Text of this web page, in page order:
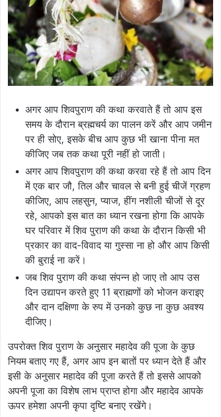
अगर आप शिवपुराण की कथा करवाते हैं तो आप इस
समय के दौरान ब्रह्मचर्य का पालन करें और आप जमीन
पर ही सोए, इसके बीच आप कुछ भी खाना पीना मत
कीजिए जब तक कथा पूरी नहीं हो जाती।
अगर आप शिवपुराण की कथा करवा रहे हैं तो आप दिन
में एक बार जौ, तिल और चावल से बनी हुई चीजें ग्रहण
कीजिए, आप लहसुन, प्याज, हींग नशीली चीजों से दूर
रहे, आपको इस बात का ध्यान रखना होगा कि आपके
घर परिवार में शिव पुराण की कथा के दौरान किसी भी
प्रकार का वाद-विवाद या गुस्सा ना हो और आप किसी
की बुराई ना करें।
जब शिव पुराण की कथा संपन्न हो जाए तो आप उस
दिन उद्यापन करते हुए 11 ब्राह्मणों को भोजन कराइए
और दान दक्षिणा के रुप में उनको कुछ ना कुछ अवश्य
दीजिए।
उपरोक्त शिव पुराण के अनुसार महादेव की पूजा के कुछ
नियम बताए गए हैं, अगर आप इन बातों पर ध्यान देते हैं और
इसी के अनुसार महादेव की पूजा करते हैं तो इससे आपको
अपनी पूजा का विशेष लाभ प्राप्त होगा और महादेव आपके
ऊपर हमेशा अपनी कृपा दृष्टि बनाए रखेंगे।